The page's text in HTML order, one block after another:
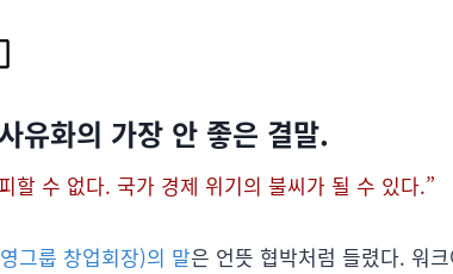
유화의 가장 안 좋은 결말.
할 수 없다. 국가 경제 위기의 불씨가 될 수 있다.”
그룹 창업회장)의 말은 언뜻 협박처럼 들렸다. 워